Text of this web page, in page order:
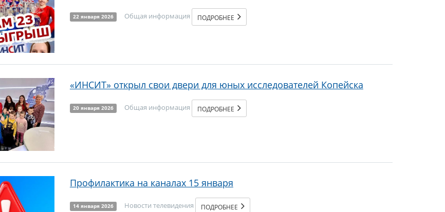
22 января 2026 Общая информация ПОДРОБНЕЕ
«ИНСИТ» открыл свои двери для юных исследователей Копейска
20 января 2026 Общая информация ПОДРОБНЕЕ
Профилактика на каналах 15 января
14 января 2026 Новости телевидения ПОДРОБНЕЕ